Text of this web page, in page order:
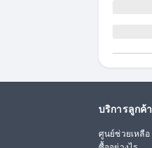
บริการลูกค้า
ศูนย์ช่วยเหลือ